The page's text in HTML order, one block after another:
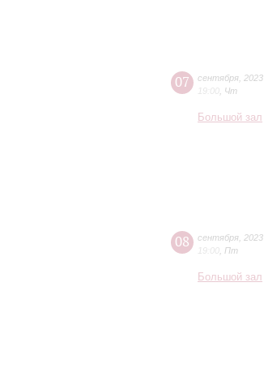
07 сентября 2023
19:00 Чт
Большой зал
08 сентября 2023
19:00 Пт
Большой зал